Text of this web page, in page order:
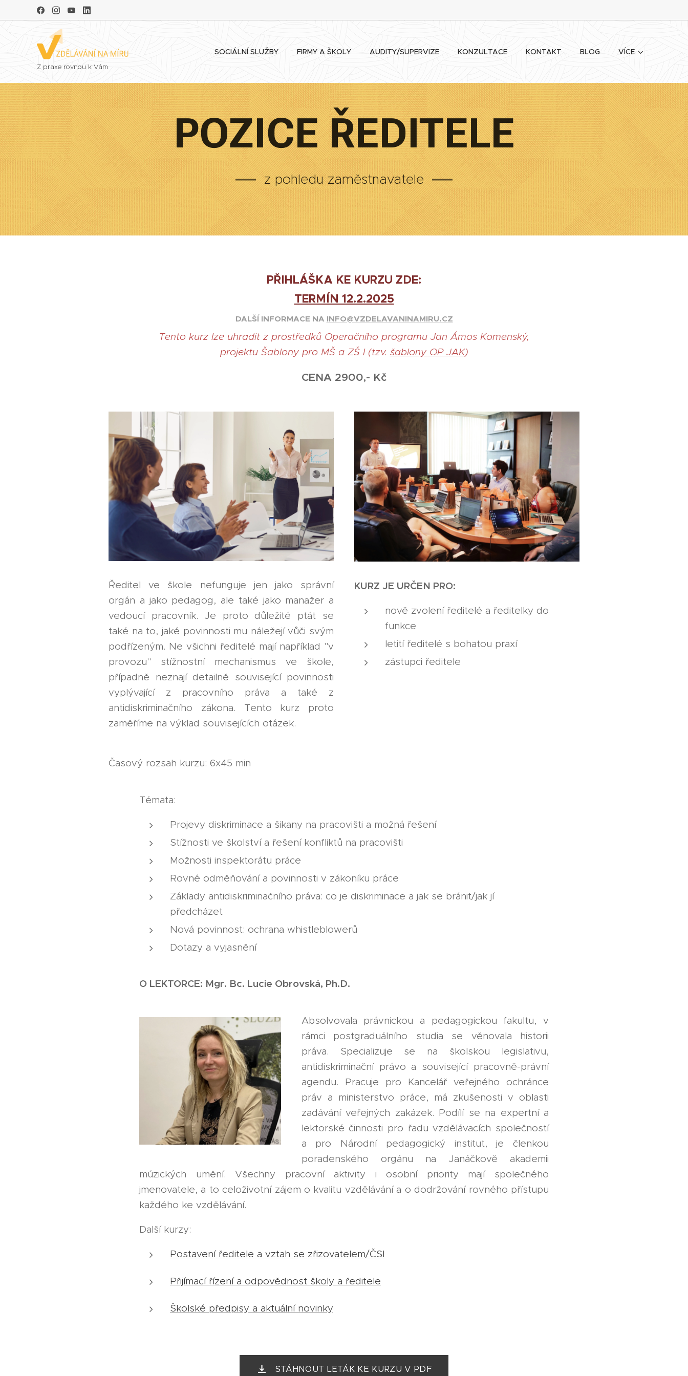
Z praxe rovnou k Vám
SOCIÁLNÍ SLUŽBY FIRMY A ŠKOLY AUDITY/SUPERVIZE KONZULTACE KONTAKT BLOG VÍCE
POZICE ŘEDITELE
z pohledu zaměstnavatele
PŘIHLÁŠKA KE KURZU ZDE:
TERMÍN 12.2.2025
DALŠÍ INFORMACE NA INFO@VZDELAVANINAMIRU.CZ
Tento kurz lze uhradit z prostředků Operačního programu Jan Ámos Komenský,
projektu Šablony pro MŠ a ZŠ I (tzv. šablony OP JAK)
CENA 2900,- Kč
Ředitel ve škole nefunguje jen jako správní
orgán a jako pedagog, ale také jako manažer a
vedoucí pracovník. Je proto důležité ptát se
také na to, jaké povinnosti mu náležejí vůči svým
podřízeným. Ne všichni ředitelé mají například "v
provozu" stížnostní mechanismus ve škole,
případně neznají detailně související povinnosti
vyplývající z pracovního práva a také z
antidiskriminačního zákona. Tento kurz proto
zaměříme na výklad souvisejících otázek.
Časový rozsah kurzu: 6x45 min
KURZ JE URČEN PRO:
nově zvolení ředitelé a ředitelky do
funkce
letití ředitelé s bohatou praxí
zástupci ředitele
Témata:
Projevy diskriminace a šikany na pracovišti a možná řešení
Stížnosti ve školství a řešení konfliktů na pracovišti
Možnosti inspektorátu práce
Rovné odměňování a povinnosti v zákoníku práce
Základy antidiskriminačního práva: co je diskriminace a jak se bránit/jak jí
předcházet
Nová povinnost: ochrana whistleblowerů
Dotazy a vyjasnění
O LEKTORCE: Mgr. Bc. Lucie Obrovská, Ph.D.
Absolvovala právnickou a pedagogickou fakultu, v
rámci postgraduálního studia se věnovala historii
práva. Specializuje se na školskou legislativu,
antidiskriminační právo a související pracovně-právní
agendu. Pracuje pro Kancelář veřejného ochránce
práv a ministerstvo práce, má zkušenosti v oblasti
zadávání veřejných zakázek. Podílí se na expertní a
lektorské činnosti pro řadu vzdělávacích společností
a pro Národní pedagogický institut, je členkou
poradenského orgánu na Janáčkově akademii
múzických umění. Všechny pracovní aktivity i osobní priority mají společného
jmenovatele, a to celoživotní zájem o kvalitu vzdělávání a o dodržování rovného přístupu
každého ke vzdělávání.
Další kurzy:
Postavení ředitele a vztah se zřizovatelem/ČSI
Přijímací řízení a odpovědnost školy a ředitele
Školské předpisy a aktuální novinky
STÁHNOUT LETÁK KE KURZU V PDF